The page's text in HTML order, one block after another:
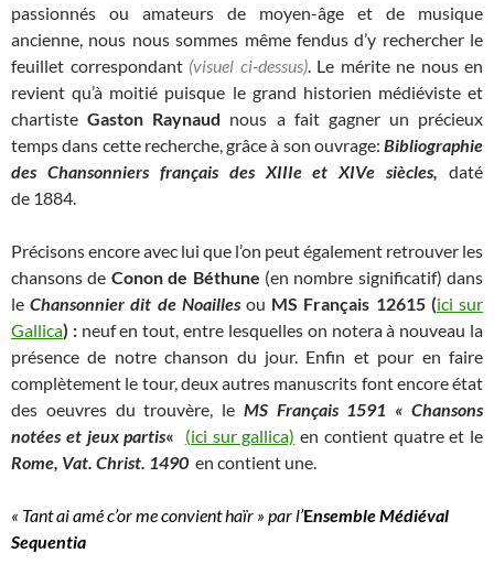
passionnés ou amateurs de moyen-âge et de musique
ancienne, nous nous sommes même fendus d’y rechercher le
feuillet correspondant (visuel ci-dessus). Le mérite ne nous en
revient qu’à moitié puisque le grand historien médiéviste et
chartisteGaston Raynaud nous a fait gagner un précieux
temps dans cette recherche, grâce à son ouvrage: Bibliographie
des Chansonniers français des XIIIe et XIVe siècles, daté
de 1884.
Précisons encore avec lui que l’on peut également retrouver les
chansons de Conon de Béthune (en nombre significatif) dans
leChansonnier dit de Noaillesou MS Français 12615 (ici sur
Gallica) : neuf en tout, entre lesquelles on notera à nouveau la
présence de notre chanson du jour. Enfin et pour en faire
complètement le tour, deux autres manuscrits font encore état
des oeuvres du trouvère, le MS Français 1591 « Chansons
notées et jeux partis« (ici sur gallica) en contient quatre et le
Rome, Vat. Christ. 1490 en contient une.
« Tant ai amé c’or me convient haïr » par l’Ensemble Médiéval
Sequentia